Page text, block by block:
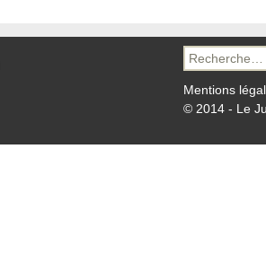
Recherche
pour :
Mentions
© 2014 - Le